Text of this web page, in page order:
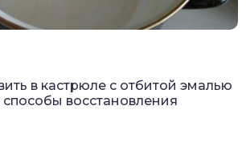
в кастрюле с отбитой эмалью
восстановления